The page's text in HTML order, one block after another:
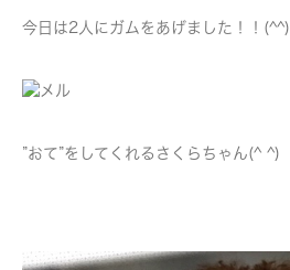
今日は2人にガムをあげました！！(^^)
”おて”をしてくれるさくらちゃん(^ ^)